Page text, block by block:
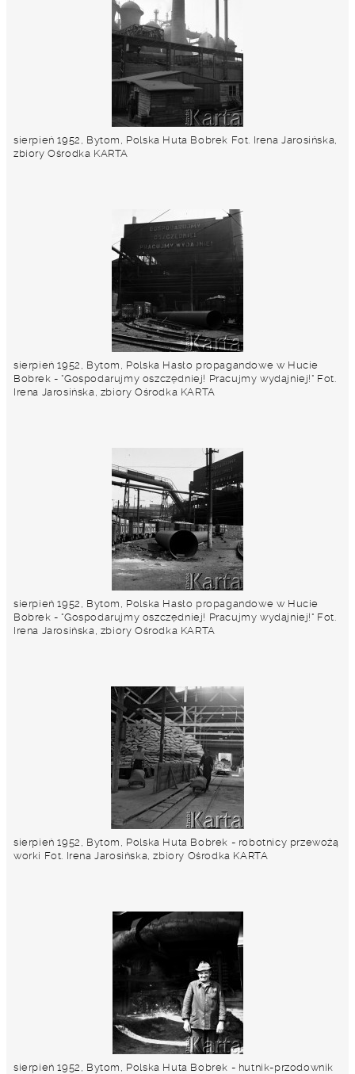
sierpień 1952, Bytom, Polska Huta Bobrek Fot. Irena Jarosińska,
zbiory Ośrodka KARTA
sierpień 1952, Bytom, Polska Hasło propagandowe w Hucie
Bobrek - "Gospodarujmy oszczędniej! Pracujmy wydajniej!" Fot.
Irena Jarosińska, zbiory Ośrodka KARTA
sierpień 1952, Bytom, Polska Hasło propagandowe w Hucie
Bobrek - "Gospodarujmy oszczędniej! Pracujmy wydajniej!" Fot.
Irena Jarosińska, zbiory Ośrodka KARTA
sierpień 1952, Bytom, Polska Huta Bobrek - robotnicy przewożą
worki Fot. Irena Jarosińska, zbiory Ośrodka KARTA
sierpień 1952, Bytom, Polska Huta Bobrek - hutnik-przodownik